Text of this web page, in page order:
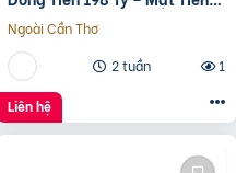
Đường 3/2, Trung Tâm Quận
10
Ngoài Cần Thơ
2 tuần
1
Liên hệ